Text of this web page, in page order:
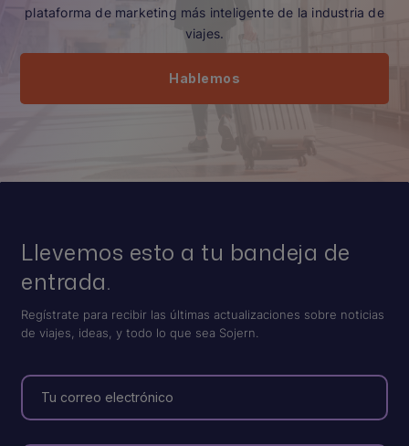
plataforma de marketing más inteligente de la industria de
viajes.
Hablemos
Llevemos esto a tu bandeja de
entrada.
Regístrate para recibir las últimas actualizaciones sobre noticias
de viajes, ideas, y todo lo que sea Sojern.